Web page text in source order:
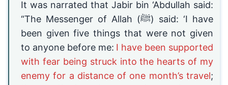
It was narrated that Jabir bin ‘Abdullah said:
“The Messenger of Allah (ﷺ) said: ‘I have
been given five things that were not given
to anyone before me:
I have been supported
with fear being struck into the hearts of my
enemy for a distance of one month’s travel ;